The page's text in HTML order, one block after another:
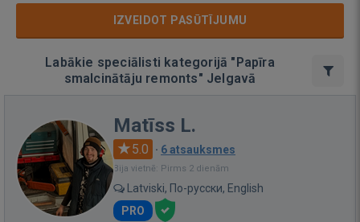
IZVEIDOT PASŪTĪJUMU
Labākie speciālisti kategorijā "Papīra
smalcinātāju remonts" Jelgavā
Matīss L.
5.0 · 6 atsauksmes
Bija vietnē: Pirms 2 dienām
Latviski, По-русски, English
PRO